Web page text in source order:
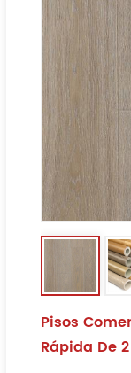
Pisos
Rápida De